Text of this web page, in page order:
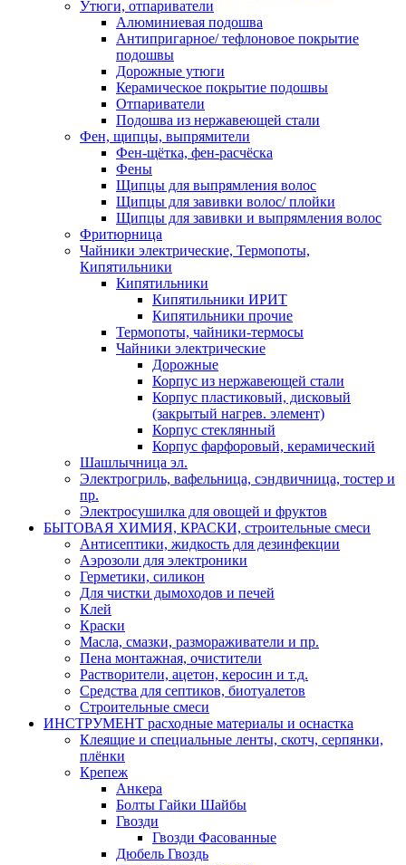
Утюги, отпариватели
Алюминиевая подошва
Антипригарное/ тефлоновое покрытие
подошвы
Дорожные утюги
Керамическое покрытие подошвы
Отпариватели
Подошва из нержавеющей стали
Фен, щипцы, выпрямители
Фен-щётка, фен-расчёска
Фены
Щипцы для выпрямления волос
Щипцы для завивки волос/ плойки
Щипцы для завивки и выпрямления волос
Фритюрница
Чайники электрические, Термопоты,
Кипятильники
Кипятильники
Кипятильники ИРИТ
Кипятильники прочие
Термопоты, чайники-термосы
Чайники электрические
Дорожные
Корпус из нержавеющей стали
Корпус пластиковый, дисковый
(закрытый нагрев. элемент)
Корпус стеклянный
Корпус фарфоровый, керамический
Шашлычница эл.
Электрогриль, вафельница, сэндвичница, тостер и
пр.
Электросушилка для овощей и фруктов
БЫТОВАЯ ХИМИЯ, КРАСКИ, строительные смеси
Антисептики, жидкость для дезинфекции
Аэрозоли для электроники
Герметики, силикон
Для чистки дымоходов и печей
Клей
Краски
Масла, смазки, размораживатели и пр.
Пена монтажная, очистители
Растворители, ацетон, керосин и т.д.
Средства для септиков, биотуалетов
Строительные смеси
ИНСТРУМЕНТ расходные материалы и оснастка
Клеящие и специальные ленты, скотч, серпянки,
плёнки
Крепеж
Анкера
Болты Гайки Шайбы
Гвозди
Гвозди Фасованные
Дюбель Гвоздь